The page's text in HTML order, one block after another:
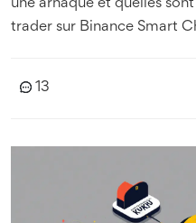
une arnaque et quelles
trader sur Binance Smart
13